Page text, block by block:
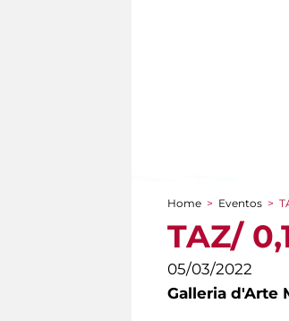
You are
Home > Eventos >
TAZ/
05/03/2022
Galleria d'Arte